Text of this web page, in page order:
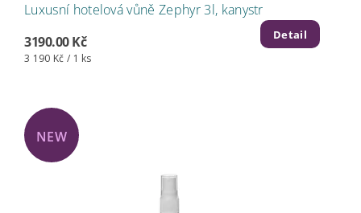
Luxusní hotelová vůně Zephyr 3l, kanystr
3190.00 Kč
3 190 Kč / 1 ks
Detail
NEW